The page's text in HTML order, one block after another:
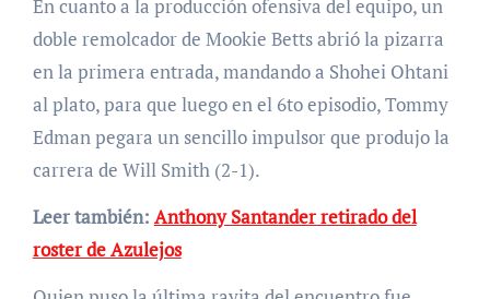
En cuanto a la producción ofensiva del equipo, un
doble remolcador de Mookie Betts abrió la pizarra
en la primera entrada, mandando a Shohei Ohtani
al plato, para que luego en el 6to episodio, Tommy
Edman pegara un sencillo impulsor que produjo la
carrera de Will Smith (2-1).
Leer también: Anthony Santander retirado del
roster de Azulejos